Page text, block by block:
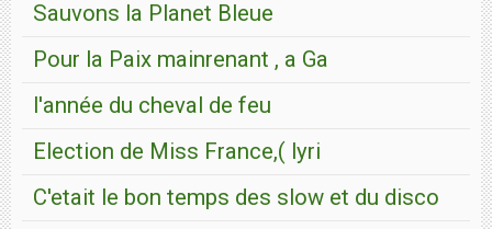
Sauvons la Planet Bleue
Pour la Paix mainrenant , a Ga
l'année du cheval de feu
Election de Miss France,( lyri
C'etait le bon temps des slow et du disco